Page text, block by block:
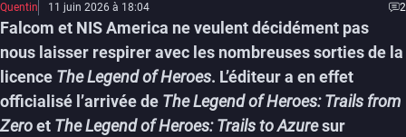
Quentin 11 juin 2026 à 18:04 2
Falcom et NIS America ne veulent décidément pas
nous laisser respirer avec les nombreuses sorties de la
licence The Legend of Heroes. L’éditeur a en effet
officialisé l’arrivée de The Legend of Heroes: Trails from
Zeroet The Legend of Heroes: Trails to Azuresur